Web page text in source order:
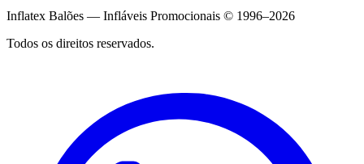
Inflatex Balões — Infláveis Promocionais © 1996–2026
Todos os direitos reservados.